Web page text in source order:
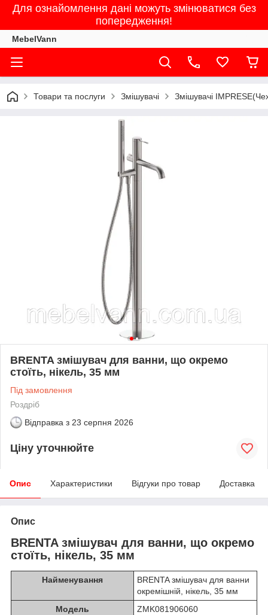
Для ознайомлення дані можуть змінюватися без
попередження!
MebelVann
Товари та послуги Змішувачі Змішувачі
BRENTA змішувач для ванни, що окремо
стоїть, нікель, 35 мм
Під замовлення
Роздріб
Відправка з 23 серпня 2026
Ціну уточнюйте
Опис Характеристики Відгуки про товар Доставка
Опис
BRENTA змішувач для ванни, що окремо
стоїть, нікель, 35 мм
Найменування
BRENTA змішувач для ванни
окремішній, нікель, 35 мм
Модель
ZMK081906060